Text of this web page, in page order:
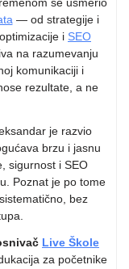
se usmerio
— od strategije i
i SEO
na razumevanju
komunikaciji i
rezultate, a ne
je razvio
brzu i jasnu
sigurnost i SEO
Poznat je po tome
bez
Live Škole
za početnike